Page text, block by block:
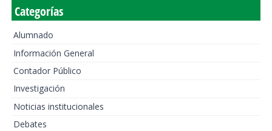
Categorías
Alumnado
Información General
Contador Público
Investigación
Noticias institucionales
Debates